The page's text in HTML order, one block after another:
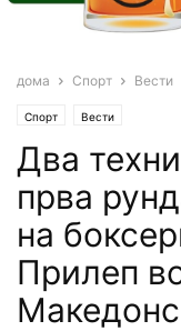
дома Спорт Вести
Спорт Вести
Два
прва
на
Прилеп